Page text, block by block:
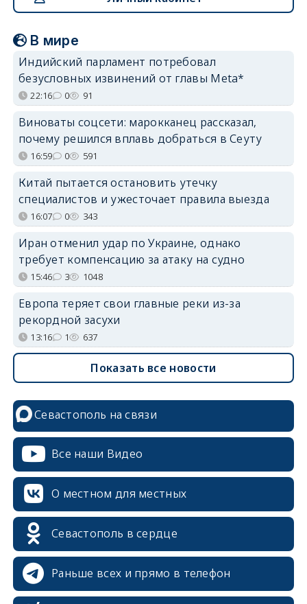
В мире
Индийский парламент потребовал
безусловных извинений от главы Meta*
22:16 0 91
Виноваты соцсети: марокканец рассказал,
почему решился вплавь добраться в Сеуту
16:59 0 591
Китай пытается остановить утечку
специалистов и ужесточает правила выезда
16:07 0 343
Иран отменил удар по Украине, однако
требует компенсацию за атаку на судно
15:46 3 1048
Европа теряет свои главные реки из-за
рекордной засухи
13:16 1 637
Показать все новости
Севастополь на связи
Все наши Видео
О местном для местных
Севастополь в сердце
Раньше всех и прямо в телефон